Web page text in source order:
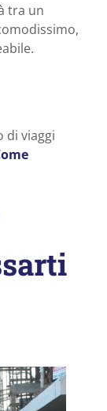
tra un
di viaggi